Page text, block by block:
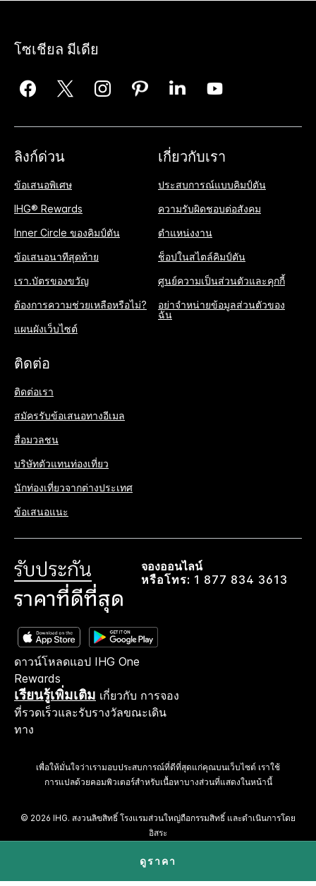
ดูราคา
โซเชียล มีเดีย
ลิงก์ด่วน
ข้อเสนอพิเศษ
IHG® Rewards
Inner Circle ของคิมป์ตัน
ข้อเสนอนาทีสุดท้าย
เรา.บัตรของขวัญ
ต้องการความช่วยเหลือหรือไม่?
แผนผังเว็บไซต์
เกี่ยวกับเรา
ประสบการณ์แบบคิมป์ตัน
ความรับผิดชอบต่อสังคม
ตำแหน่งงาน
ช็อปในสไตล์คิมป์ตัน
ศูนย์ความเป็นส่วนตัวและคุกกี้
อย่าจำหน่ายข้อมูลส่วนตัวของ
ฉัน
ติดต่อ
ติดต่อเรา
สมัครรับข้อเสนอทางอีเมล
สื่อมวลชน
บริษัทตัวแทนท่องเที่ยว
นักท่องเที่ยวจากต่างประเทศ
ข้อเสนอแนะ
จองออนไลน์
หรือโทร: 1 877 834 3613
ดาวน์โหลดแอป IHG One
Rewards
เรียนรู้เพิ่มเติม เกี่ยวกับ การจอง
ที่รวดเร็วและรับรางวัลขณะเดิน
ทาง
เพื่อให้มั่นใจว่าเรามอบประสบการณ์ที่ดีที่สุดแก่คุณบนเว็บไซต์ เราใช้
การแปลด้วยคอมพิวเตอร์สำหรับเนื้อหาบางส่วนที่แสดงในหน้านี้
© 2026 IHG. สงวนลิขสิทธิ์ โรงแรมส่วนใหญ่ถือกรรมสิทธิ์ และดำเนินการโดย
อิสระ